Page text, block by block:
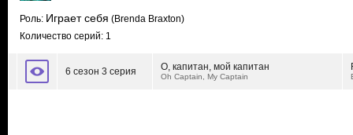
Роль: Играет себя (Brenda Braxton)
Количество серий: 1
6 сезон 3 серия О, капитан, мой капитан
Oh Captain, My Captain